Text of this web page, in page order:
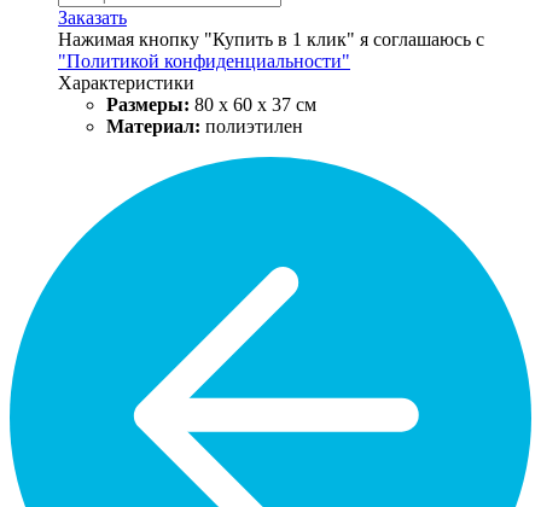
Заказать
Нажимая кнопку "Купить в 1 клик" я соглашаюсь с
"Политикой конфиденциальности"
Характеристики
Размеры: 80 х 60 х 37 см
Материал: полиэтилен